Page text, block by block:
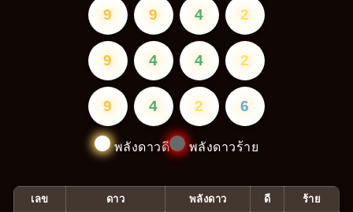
9 9 4 2
9 4 4 2
9 4 2 6
พลังดาวดี พลังดาวร้าย
เลข ดาว พลังดาว ดี ร้าย